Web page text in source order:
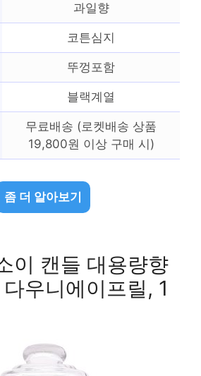
과일향
코튼심지
뚜껑포함
블랙계열
무료배송 (로켓배송 상품
19,800원 이상 구매 시)
좀 더 알아보기
이 캔들 대용량향
우니에이프릴, 1